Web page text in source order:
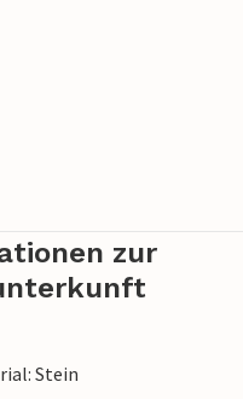
zur
Stein